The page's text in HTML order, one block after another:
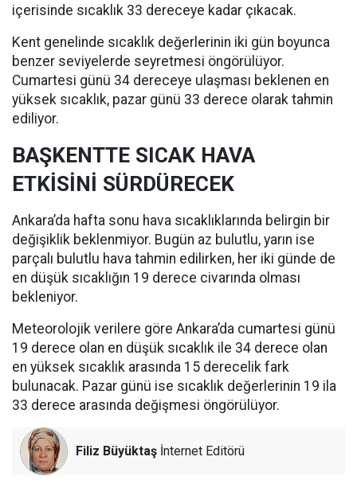
içerisinde sıcaklık 33 dereceye kadar çıkacak.
Kent genelinde sıcaklık değerlerinin iki gün boyunca
benzer seviyelerde seyretmesi öngörülüyor.
Cumartesi günü 34 dereceye ulaşması beklenen en
yüksek sıcaklık, pazar günü 33 derece olarak tahmin
ediliyor.
BAŞKENTTE SICAK HAVA
ETKİSİNİ SÜRDÜRECEK
Ankara’da hafta sonu hava sıcaklıklarında belirgin bir
değişiklik beklenmiyor. Bugün az bulutlu, yarın ise
parçalı bulutlu hava tahmin edilirken, her iki günde de
en düşük sıcaklığın 19 derece civarında olması
bekleniyor.
Meteorolojik verilere göre Ankara’da cumartesi günü
19 derece olan en düşük sıcaklık ile 34 derece olan
en yüksek sıcaklık arasında 15 derecelik fark
bulunacak. Pazar günü ise sıcaklık değerlerinin 19 ila
33 derece arasında değişmesi öngörülüyor.
Filiz Büyüktaş İnternet Editörü